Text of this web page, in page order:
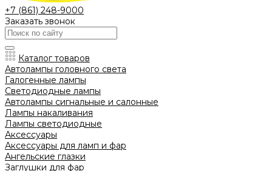
+7 (861) 248-9000
Заказать звонок
Каталог товаров
Автолампы головного света
Галогенные лампы
Светодиодные лампы
Автолампы сигнальные и салонные
Лампы накаливания
Лампы светодиодные
Аксессуары
Аксессуары для ламп и фар
Ангельские глазки
Заглушки для фар